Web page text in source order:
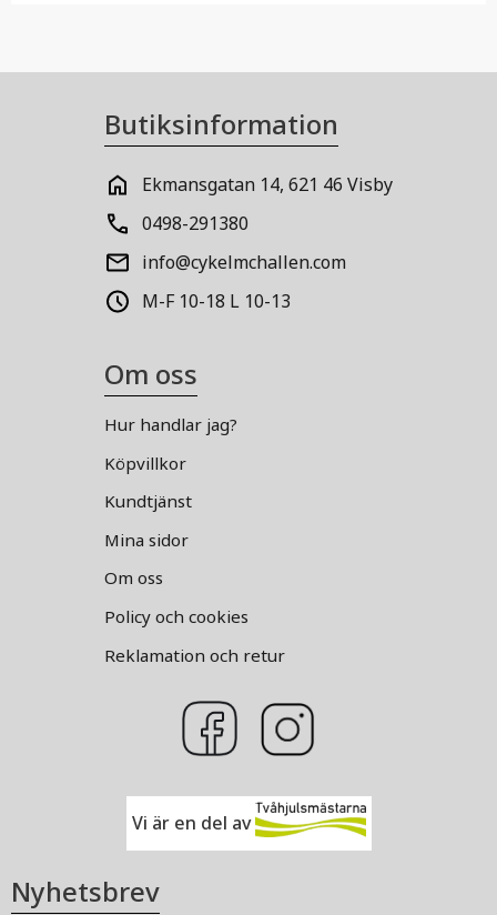
Butiksinformation
Ekmansgatan 14, 621 46 Visby
0498-291380
info@cykelmchallen.com
M-F 10-18 L 10-13
Om oss
Hur handlar jag?
Köpvillkor
Kundtjänst
Mina sidor
Om oss
Policy och cookies
Reklamation och retur
Vi är en del av
Nyhetsbrev